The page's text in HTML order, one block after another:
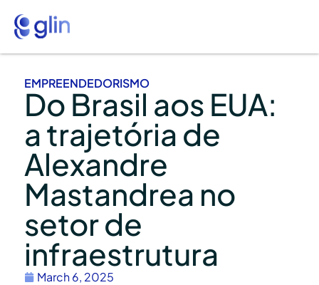
EMPREENDEDORISMO
Do Brasil aos EUA:
a trajetória de
Alexandre
Mastandrea no
setor de
infraestrutura
March 6, 2025